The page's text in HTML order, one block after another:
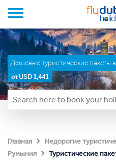
Дешевые туристические пакеты
от USD 1,441
Главная Недорогие
Румыния
Туристические